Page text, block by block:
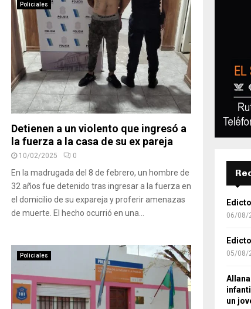
Policiales
Detienen a un violento que ingresó a
la fuerza a la casa de su ex pareja
10/02/2025 0
En la madrugada del 8 de febrero, un hombre de
32 años fue detenido tras ingresar a la fuerza en
el domicilio de su expareja y proferir amenazas
de muerte. El hecho ocurrió en una...
Policiales
06/08/
05/08/
un